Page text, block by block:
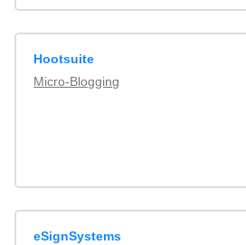
Hootsuite
Micro-Blogging
eSignSystems